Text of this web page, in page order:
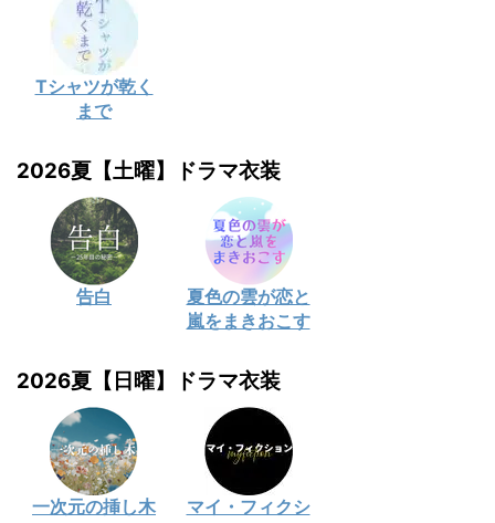
Tシャツが乾く
まで
2026夏【土曜】ドラマ衣装
告白
夏色の雲が恋と
嵐をまきおこす
2026夏【日曜】ドラマ衣装
一次元の挿し木
マイ・フィクシ